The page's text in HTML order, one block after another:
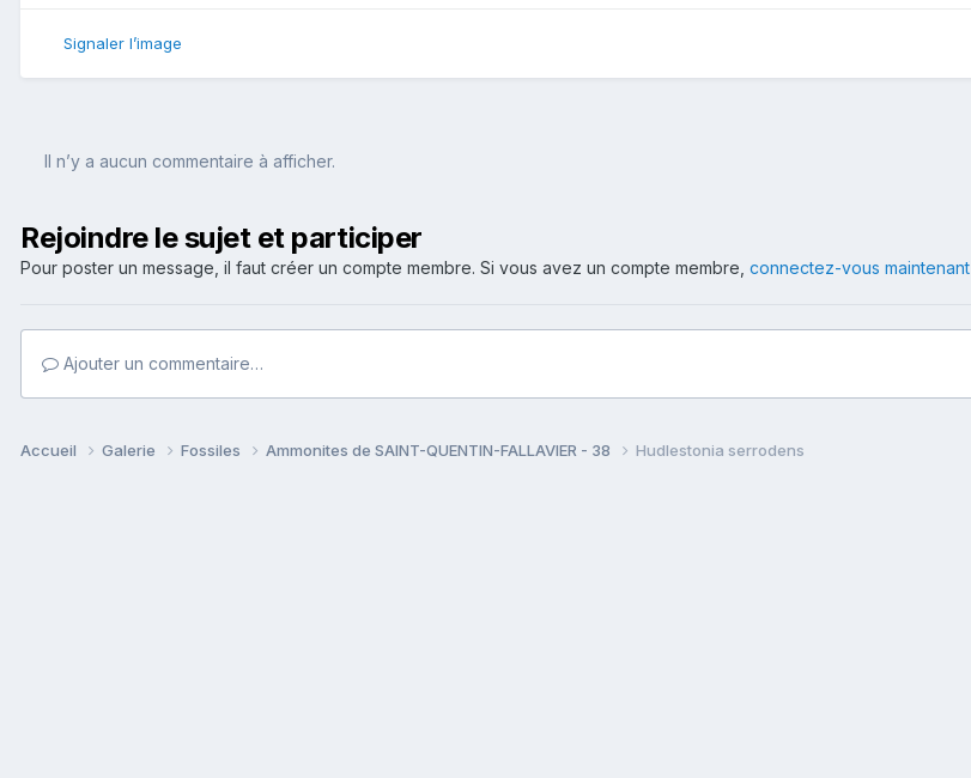
Signaler l’image
Il n’y a aucun commentaire à afficher.
Rejoindre le sujet et participer
Pour poster un message, il faut créer un compte membre. Si vous avez un compte membre, connectez-vous maintenant
Ajouter un commentaire…
Accueil Galerie Fossiles Ammonites de SAINT-QUENTIN-FALLAVIER - 38 Hudlestonia serrodens